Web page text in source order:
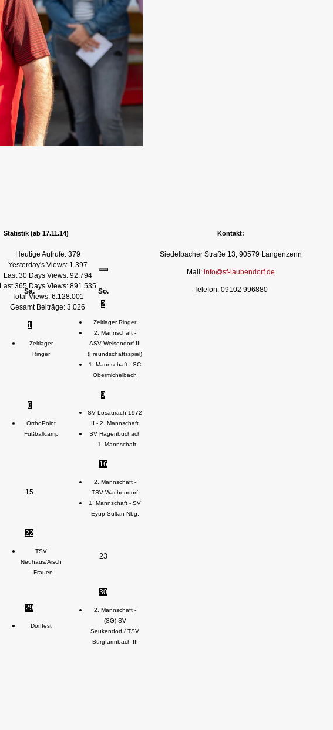
Sa. So.
1
Zeltlager
Ringer
2
Zeltlager Ringer
2. Mannschaft -
ASV Weisendorf III
(Freundschaftsspiel)
1. Mannschaft - SC
Obermichelbach
8
OrthoPoint
Fußballcamp
9
SV Losaurach 1972
II - 2. Mannschaft
SV Hagenbüchach
- 1. Mannschaft
15
16
2. Mannschaft -
TSV Wachendorf
1. Mannschaft - SV
Eyüp Sultan Nbg.
22
TSV
Neuhaus/Aisch
- Frauen
23
29
Dorffest
30
2. Mannschaft -
(SG) SV
Seukendorf / TSV
Burgfarrnbach III
Statistik (ab 17.11.14)
Heutige Aufrufe: 379
Yesterday's Views: 1.397
Last 30 Days Views: 92.794
Last 365 Days Views: 891.535
Total Views: 6.128.001
Gesamt Beiträge: 3.026
Kontakt:
Siedelbacher Straße 13, 90579 Langenzenn
Mail: info@sf-laubendorf.de
Telefon: 09102 996880